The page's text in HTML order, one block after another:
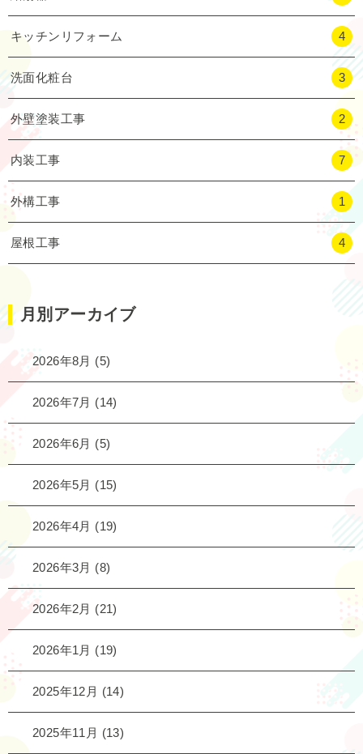
キッチンリフォーム 4
洗面化粧台 3
外壁塗装工事 2
内装工事 7
外構工事 1
屋根工事 4
月別アーカイブ
2026年8月 (5)
2026年7月 (14)
2026年6月 (5)
2026年5月 (15)
2026年4月 (19)
2026年3月 (8)
2026年2月 (21)
2026年1月 (19)
2025年12月 (14)
2025年11月 (13)